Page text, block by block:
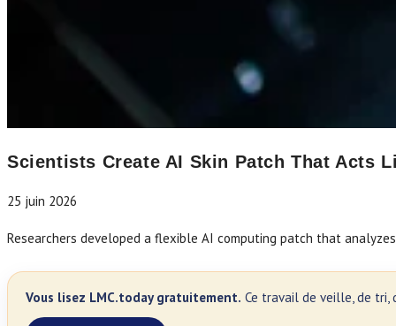
Scientists Create AI Skin Patch That Acts
25 juin 2026
Researchers developed a flexible AI computing patch that
Vous lisez LMC.today gratuitement. Ce travail de veille, de tri,